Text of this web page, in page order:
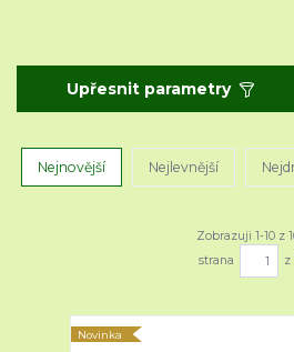
Upřesnit parametry
Nejnovější Nejlevnější
Zobrazuji 1-10 z
strana
z
Novinka